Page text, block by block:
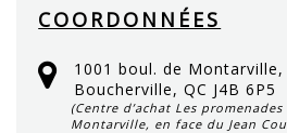
COORDONNÉES
1001 boul. de Montarville,
Boucherville, QC J4B 6P5
(Centre d’achat Les promenades
Montarville, en face du Jean